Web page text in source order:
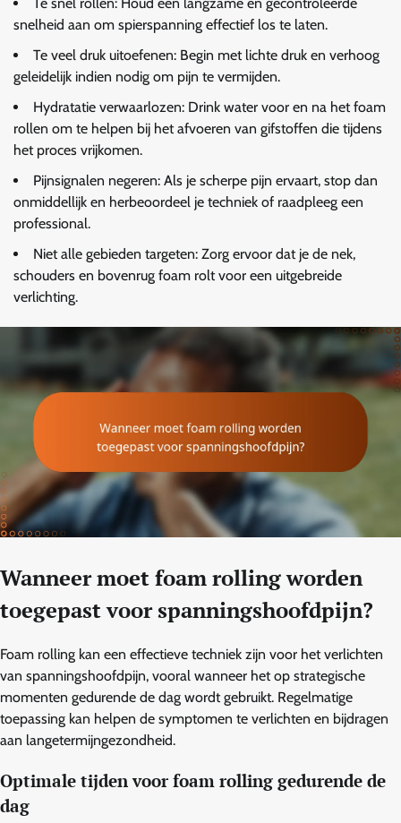
snelheid aan om spierspanning effectief los te laten.
Te veel druk uitoefenen: Begin met lichte druk en verhoog
geleidelijk indien nodig om pijn te vermijden.
Hydratatie verwaarlozen: Drink water voor en na het foam
rollen om te helpen bij het afvoeren van gifstoffen die tijdens
het proces vrijkomen.
Pijnsignalen negeren: Als je scherpe pijn ervaart, stop dan
onmiddellijk en herbeoordeel je techniek of raadpleeg een
professional.
Niet alle gebieden targeten: Zorg ervoor dat je de nek,
schouders en bovenrug foam rolt voor een uitgebreide
verlichting.
Wanneer moet foam rolling worden
toegepast voor spanningshoofdpijn?
Foam rolling kan een effectieve techniek zijn voor het verlichten
van spanningshoofdpijn, vooral wanneer het op strategische
momenten gedurende de dag wordt gebruikt. Regelmatige
toepassing kan helpen de symptomen te verlichten en bijdragen
aan langetermijngezondheid.
Optimale tijden voor foam rolling gedurende de
dag